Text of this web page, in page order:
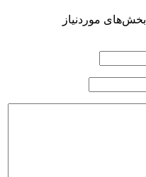
بخش‌های موردنیاز